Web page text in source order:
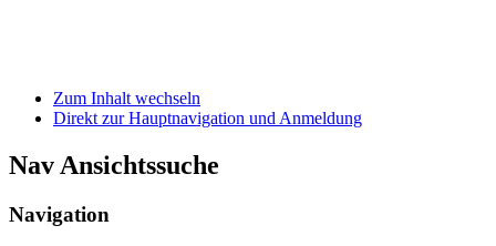
Zum Inhalt wechseln
Direkt zur Hauptnavigation und Anmeldung
Nav Ansichtssuche
Navigation